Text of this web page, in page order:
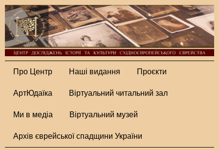
Про Центр Наші видання Проєкти
АртЮдаїка Віртуальний читальний зал
Ми в медіа Віртуальний музей
Архів єврейської спадщини України